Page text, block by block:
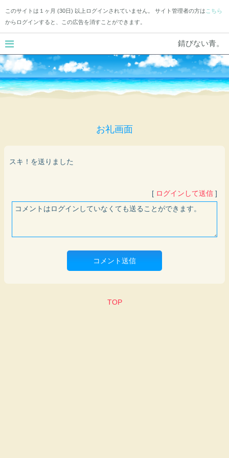
このサイトは１ヶ月 (30日) 以上ログインされていません。 サイト管理者の方は こちら
からログインすると、この広告を消すことができます。
錆びない青。
お礼画面
スキ！を送りました
[ ログインして送信 ]
コメント送信
TOP